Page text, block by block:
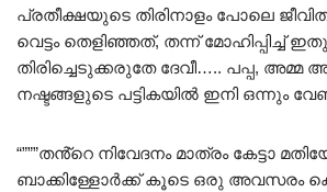
പ്രതീക്ഷയുടെ തിരിനാളം പോലെ
വെട്ടം തെളിഞ്ഞത്, തന്ന് മോഹിപ്പിച്ച്
തിരിച്ചെടുക്കരുതേ ദേവീ….. പപ്പ, അമ്മ
നഷ്ടങ്ങളുടെ പട്ടികയിൽ ഇനി ഒന്നും
“”””തൻ്റെ നിവേദനം മാത്രം കേട്ടാ
ബാക്കിള്ളോർക്ക് കൂടെ ഒരു അവസരം